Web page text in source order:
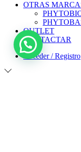
OTRAS
OUTLET
CONTACTAR
Acceder / Registro